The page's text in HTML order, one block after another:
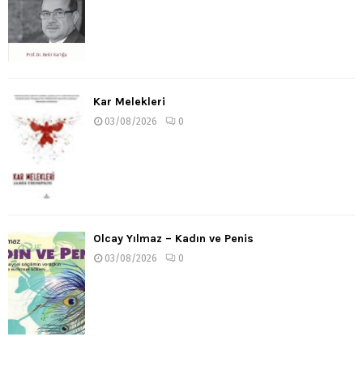
Kar Melekleri
03/08/2026 0
Olcay Yılmaz – Kadın ve Penis
03/08/2026 0